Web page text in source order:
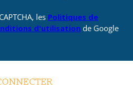
les Politiques de
d'utilisation de Google